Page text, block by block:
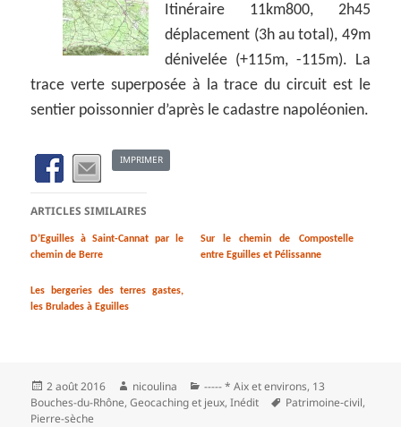
Itinéraire 11km800, 2h45
déplacement (3h au total), 49m
dénivelée (+115m, -115m). La
trace verte superposée à la trace du circuit est le
sentier poissonnier d’après le cadastre napoléonien.
IMPRIMER
ARTICLES SIMILAIRES
D’Eguilles à Saint-Cannat par le
chemin de Berre
Sur le chemin de Compostelle
entre Eguilles et Pélissanne
Les bergeries des terres gastes,
les Brulades à Eguilles
Publié
le
2 août 2016 Auteur
nicoulina Catégories
----- * Aix et environs, 13
Bouches-du-Rhône,Geocaching et jeux,Inédit Mots-
clés
Patrimoine‑civil,
Pierre-sèche